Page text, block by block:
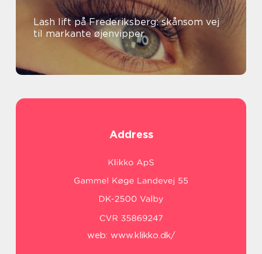
Lash lift på Frederiksberg: skånsom vej
til markante øjenvipper
Address
web: www.klikko.dk/